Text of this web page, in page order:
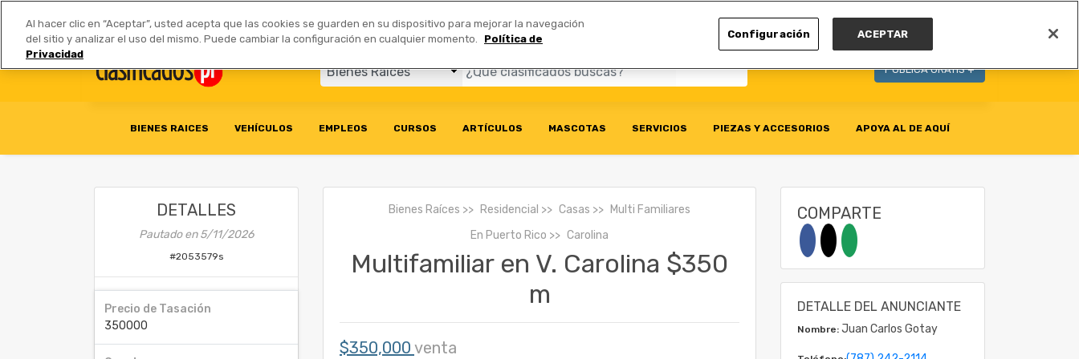
Anúnciate | Tarifas Socios Comerciales
PUBLICA GRATIS +
BIENES RAICES VEHÍCULOS EMPLEOS CURSOS ARTÍCULOS MASCOTAS SERVICIOS PIEZAS Y ACCESORIOS APOYA AL DE AQUÍ
DETALLES
Pautado en5/11/2026
#2053579s
Precio de Tasación
350000
Bienes Raíces Residencial Casas
Multi Familiares
En Puerto Rico Carolina
Multifamiliar en V. Carolina $350
m
$350,000 venta
COMPARTE
DETALLE DEL ANUNCIANTE
Nombre: Juan Carlos Gotay
Al hacer clic en “Aceptar”, usted acepta que las cookies se guarden en su dispositivo para mejorar la navegación
del sitio y analizar el uso del mismo. Puede cambiar la configuración en cualquier momento.
Política de
Privacidad
Configuración ACEPTAR